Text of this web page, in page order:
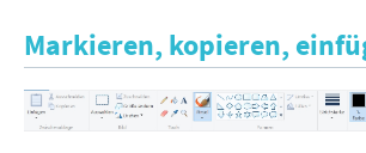
Markieren, kopieren,